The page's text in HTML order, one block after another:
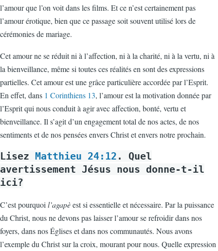
l’amour que l’on voit dans les films. Et ce n’est certainement pas
l’amour érotique, bien que ce passage soit souvent utilisé lors de
cérémonies de mariage.
Cet amour ne se réduit ni à l’affection, ni à la charité, ni à la vertu, ni à
la bienveillance, même si toutes ces réalités en sont des expressions
partielles. Cet amour est une grâce particulière accordée par l’Esprit.
En effet, dans 1 Corinthiens 13, l’amour est la motivation donnée par
l’Esprit qui nous conduit à agir avec affection, bonté, vertu et
bienveillance. Il s’agit d’un engagement total de nos actes, de nos
sentiments et de nos pensées envers Christ et envers notre prochain.
Lisez Matthieu 24:12 . Quel
avertissement Jésus nous donne-t-il
ici?
C’est pourquoi l’agapèest si essentielle et nécessaire. Par la puissance
du Christ, nous ne devons pas laisser l’amour se refroidir dans nos
foyers, dans nos Églises et dans nos communautés. Nous avons
l’exemple du Christ sur la croix, mourant pour nous. Quelle expression